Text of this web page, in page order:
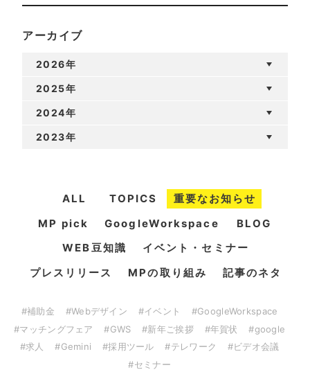
アーカイブ
2026年
2025年
2024年
2023年
ALL TOPICS
重要なお知らせ
MP pick
GoogleWorkspace
BLOG
WEB豆知識
イベント・セミナー
プレスリリース
MPの取り組み 記事のネタ
#補助金 #Webデザイン #イベント
#GoogleWorkspace
#マッチングフェア
#GWS #新年ご挨拶 #年賀状
#google
#求人
#Gemini #採用ツール #テレワーク
#ビデオ会議
#セミナー